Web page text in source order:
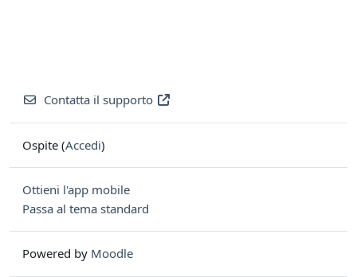
Contatta il supporto
Ospite (Accedi)
Ottieni l'app mobile
Passa al tema standard
Powered by Moodle